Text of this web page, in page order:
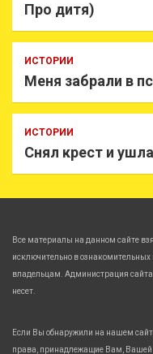
Про дитя)
ИСТОРИИ
Меня забрали в
ИСТОРИИ
Снял крест и
Все материалы на данном сайте
исключительно в
владельцам. Администрация сайта
несет.
Если Вы обнаружили на нашем
права, принадлежащие Вам, Вашей